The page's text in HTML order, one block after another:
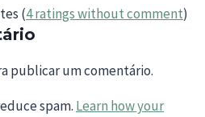
(4 ratings without comment)
publicar um comentário.
spam. Learn how your